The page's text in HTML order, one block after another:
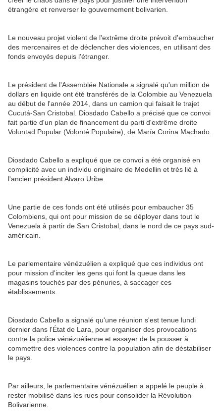
étrangère et renverser le gouvernement bolivarien.
Le nouveau projet violent de l'extrême droite prévoit d'embaucher
des mercenaires et de déclencher des violences, en utilisant des
fonds envoyés depuis l'étranger.
Le président de l'Assemblée Nationale a signalé qu'un million de
dollars en liquide ont été transférés de la Colombie au Venezuela
au début de l'année 2014, dans un camion qui faisait le trajet
Cucutá-San Cristobal. Diosdado Cabello a précisé que ce convoi
fait partie d'un plan de financement du parti d'extrême droite
Voluntad Popular (Volonté Populaire), de María Corina Machado.
Diosdado Cabello a expliqué que ce convoi a été organisé en
complicité avec un individu originaire de Medellin et très lié à
l'ancien président Alvaro Uribe.
Une partie de ces fonds ont été utilisés pour embaucher 35
Colombiens, qui ont pour mission de se déployer dans tout le
Venezuela à partir de San Cristobal, dans le nord de ce pays sud-
américain.
Le parlementaire vénézuélien a expliqué que ces individus ont
pour mission d'inciter les gens qui font la queue dans les
magasins touchés par des pénuries, à saccager ces
établissements.
Diosdado Cabello a signalé qu'une réunion s'est tenue lundi
dernier dans l'État de Lara, pour organiser des provocations
contre la police vénézuélienne et essayer de la pousser à
commettre des violences contre la population afin de déstabiliser
le pays.
Par ailleurs, le parlementaire vénézuélien a appelé le peuple à
rester mobilisé dans les rues pour consolider la Révolution
Bolivarienne.